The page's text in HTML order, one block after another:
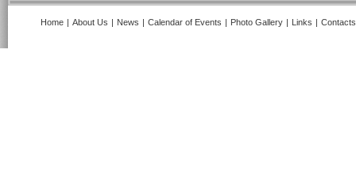
Home | About Us | News | Calendar of Events | Photo Gallery | Links | Contacts